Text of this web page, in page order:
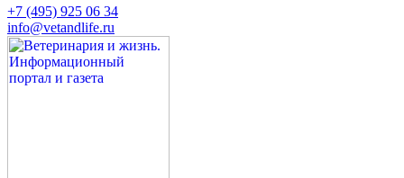
+7 (495) 925 06 34
info@vetandlife.ru